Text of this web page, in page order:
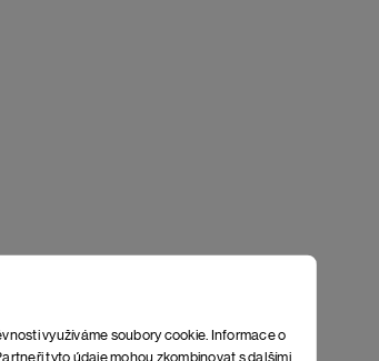
využíváme soubory cookie. Informace o
tyto údaje mohou zkombinovat s dalšími